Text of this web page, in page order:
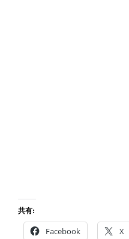
共有:
Facebook X